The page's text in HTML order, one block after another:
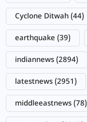
Cyclone Ditwah (44)
earthquake (39)
indiannews (2894)
latestnews (2951)
middleeastnews (78)